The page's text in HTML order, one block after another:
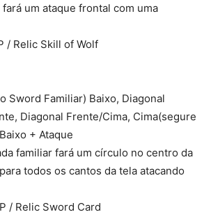
um ataque frontal com uma
/ Relic Skill of Wolf
Sword Familiar) Baixo, Diagonal
Diagonal Frente/Cima, Cima(segure
+ Ataque
familiar fará um círculo no centro da
todos os cantos da tela atacando
/ Relic Sword Card